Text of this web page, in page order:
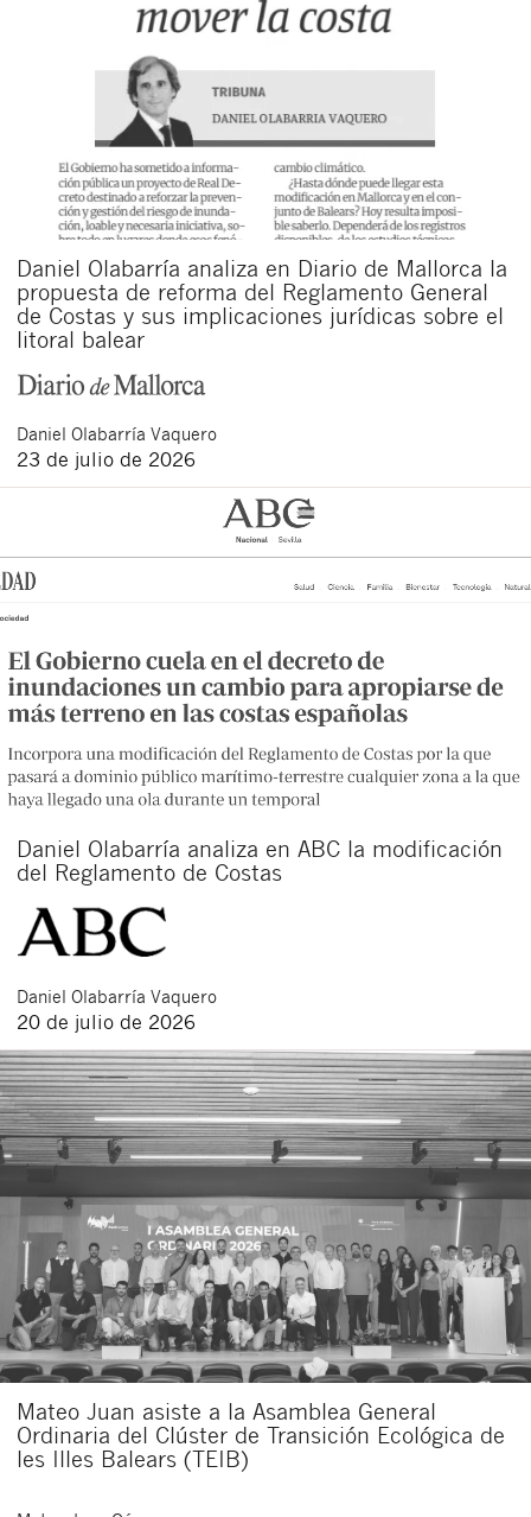
Daniel Olabarría analiza en Diario de Mallorca la
propuesta de reforma del Reglamento General
de Costas y sus implicaciones jurídicas sobre el
litoral balear
Daniel Olabarría Vaquero
23 de julio de 2026
Daniel Olabarría analiza en ABC la modificación
del Reglamento de Costas
Daniel Olabarría Vaquero
20 de julio de 2026
Mateo Juan asiste a la Asamblea General
Ordinaria del Clúster de Transición Ecológica de
les Illes Balears (TEIB)